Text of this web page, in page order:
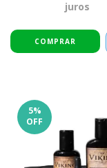
juros
5%
OFF